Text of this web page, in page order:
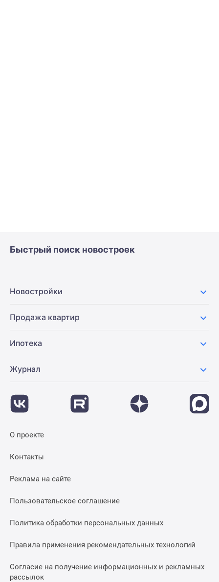
Быстрый поиск новостроек
Новостройки
Продажа квартир
Ипотека
Журнал
О проекте
Контакты
Реклама на сайте
Пользовательское соглашение
Политика обработки персональных данных
Правила применения рекомендательных технологий
Согласие на получение информационных и рекламных
рассылок